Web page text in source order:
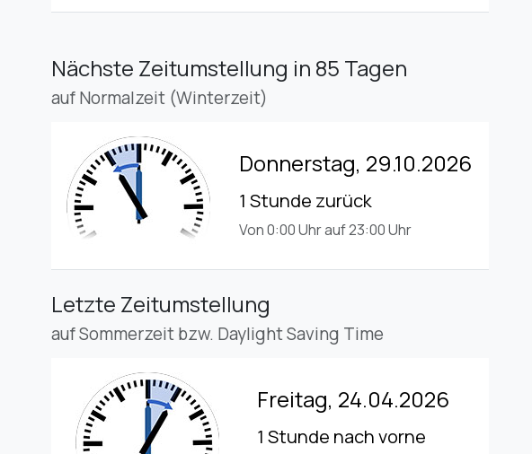
Nächste Zeitumstellung in 85 Tagen
auf Normalzeit (Winterzeit)
Donnerstag, 29.10.2026
1 Stunde zurück
Von 0:00 Uhr auf 23:00 Uhr
Letzte Zeitumstellung
auf Sommerzeit bzw. Daylight Saving Time
Freitag, 24.04.2026
1 Stunde nach vorne